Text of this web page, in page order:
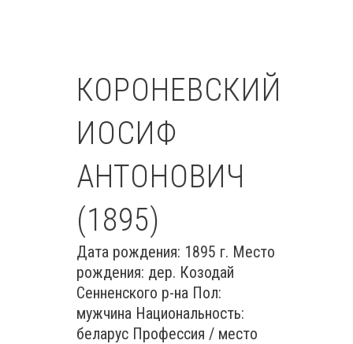
КОРОНЕВСКИЙ
ИОСИФ
АНТОНОВИЧ
(1895)
Дата рождения: 1895 г. Место
рождения: дер. Козодай
Сенненского р-на Пол:
мужчина Национальность:
беларус Профессия / место